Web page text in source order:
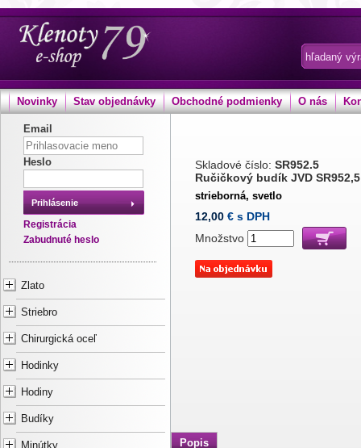
Novinky Stav objednávky Obchodné podmienky O nás
Email
Heslo
Prihlásenie
Registrácia
Zabudnuté heslo
Zlato
Striebro
Chirurgická oceľ
Hodinky
Hodiny
Budíky
Minútky
Skladové číslo: SR952.5
Ručičkový budík JVD SR952,5
strieborná, svetlo
12,00 € s DPH
Množstvo
Popis